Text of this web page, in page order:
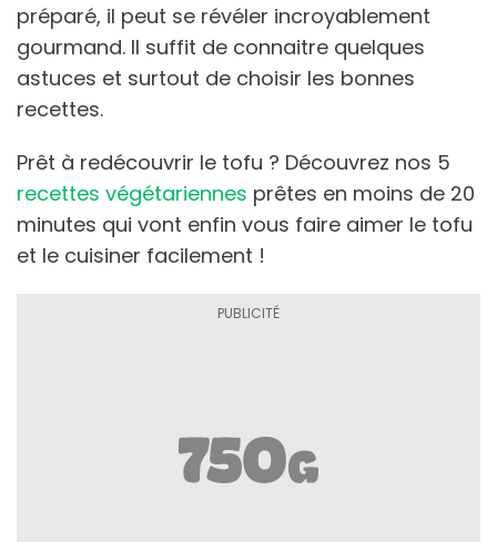
préparé, il peut se révéler incroyablement
gourmand. Il suffit de connaitre quelques
astuces et surtout de choisir les bonnes
recettes.
Prêt à redécouvrir le tofu ? Découvrez nos 5
recettes végétariennes prêtes en moins de 20
minutes qui vont enfin vous faire aimer le tofu
et le cuisiner facilement !